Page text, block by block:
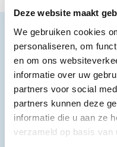
Deze website maakt
We gebruiken cookies
personaliseren, om
en om ons
informatie over uw
partners voor social
partners kunnen deze
informatie die u aan ze
verzameld op basis van
Neem contact op
Ons klantenservice staat
Volg ons
Ontvang de